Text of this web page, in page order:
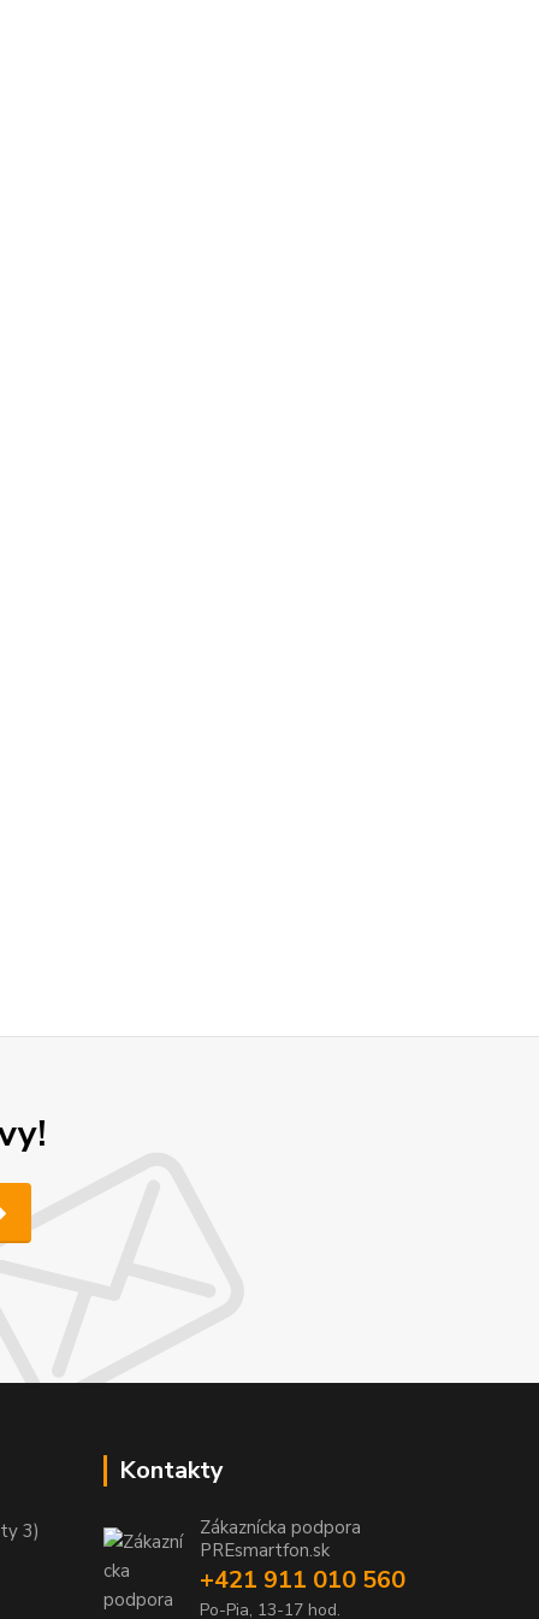
3)
Kontakty
Zákaznícka podpora
PREsmartfon.sk
+421 911 010 560
Po-Pia, 13-17 hod.